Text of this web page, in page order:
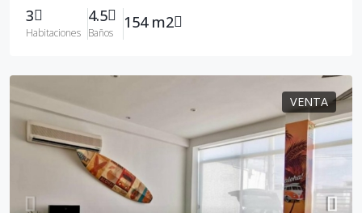
3
Habitaciones
4.5
Baños
154 m2
VENTA